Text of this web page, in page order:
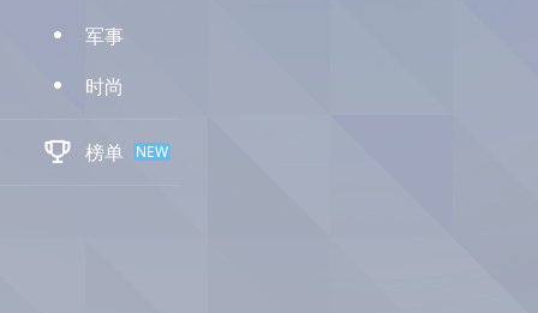
D 军事
D 时尚
 榜单 NEW